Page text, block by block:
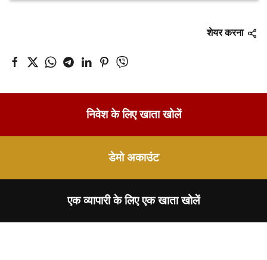
शेयर करना
निवेश के लिए खाता खोलें
डेमो अकाउंट
एक व्यापारी के लिए एक खाता खोलें